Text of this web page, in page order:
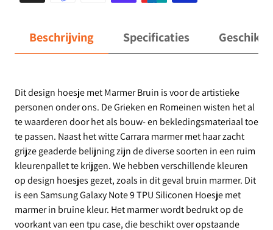
Beschrijving Specificaties Geschikt
Dit design hoesje met Marmer Bruin is voor de artistieke
personen onder ons. De Grieken en Romeinen wisten het al
te waarderen door het als bouw- en bekledingsmateriaal toe
te passen. Naast het witte Carrara marmer met haar zacht
grijze geaderde belijning zijn de diverse soorten in een ruim
kleurenpallet te krijgen. We hebben verschillende kleuren
op design hoesjes gezet, zoals in dit geval bruin marmer. Dit
is een Samsung Galaxy Note 9 TPU Siliconen Hoesje met
marmer in bruine kleur. Het marmer wordt bedrukt op de
voorkant van een tpu case, die beschikt over opstaande